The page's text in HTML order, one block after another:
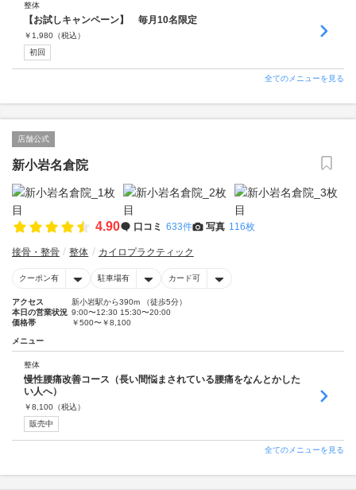
整体
【お試しキャンペーン】 毎月10名限定
￥ 1,980 （税込）
初回
全てのメニューを見る
店舗公式
新小岩名倉院
4.90 口コミ 633件 写真 116枚
接骨・整骨 整体 カイロプラクティック
クーポン有 駐車場有 カード可
アクセス
新小岩駅から390m （徒歩5分）
本日の営業状況 9:00〜12:30 15:30〜20:00
価格帯
￥500〜￥8,100
メニュー
整体
慢性腰痛改善コース（長い間悩まされている腰痛をなんとかした
い人へ）
￥8,100 （税込）
販売中
全てのメニューを見る